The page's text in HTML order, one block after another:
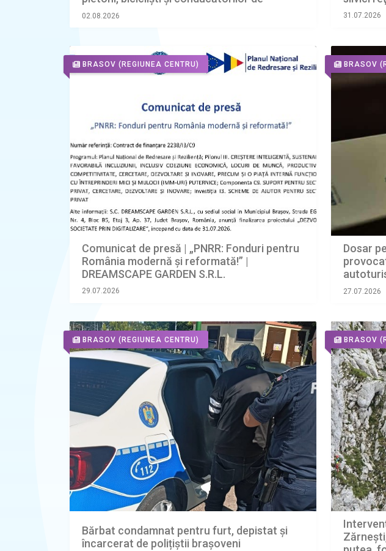
trotinete electrice
02.08.2026 31.07.2026
BRASOV (REGIUNEA CENTRU)
Comunicat de presă | „PNRR: Fonduri pentru
România modernă și reformată!” |
DREAMSCAPE GARDEN S.R.L.
29.07.2026
BRASOV
Dosar
de
27.07.2026
BRASOV (REGIUNEA CENTRU)
Bărbat condamnat pentru furt, depistat și
încarcerat de polițiștii brașoveni
BRASOV